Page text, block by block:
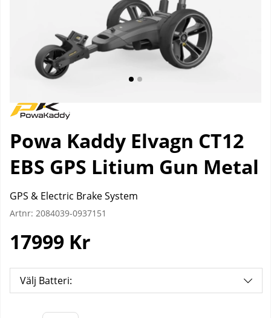
Powa Kaddy Elvagn CT12
EBS GPS Litium Gun Metal
GPS & Electric Brake System
Artnr: 2084039-0937151
17999 Kr
Välj Batteri: